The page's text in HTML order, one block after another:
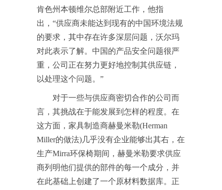
肯色州本顿维尔总部附近工作，他指
出，“供应商未能达到现有的中国环境法规
的要求，其中存在许多深层问题，沃尔玛
对此表示了解。中国的产品安全问题很严
重，公司正在努力更好地控制其供应链，
以处理这个问题。”
对于一些与供应商密切合作的公司而
言，其挑战在于能发展到怎样的程度。在
这方面，家具制造商赫曼米勒(Herman
Miller的做法)几乎没有企业能够出其右，在
生产Mirra环保椅期间，赫曼米勒要求供应
商列明他们提供的部件的每一个成分，并
在此基础上创建了一个原材料数据库。正